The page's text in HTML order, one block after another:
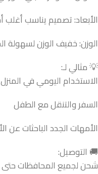
الأبعاد: تصميم يناسب
الوزن: خفيف الوزن لسهولة
💡 مثالي لـ:
الاستخدام اليومي في المنزل
السفر والتنقل مع الطفل
الأمهات الجدد الباحثات عن
🚚 التوصيل:
شحن لجميع المحافظات حتى